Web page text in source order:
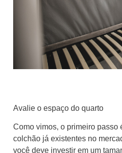
Avalie o espaço do quarto
Como vimos, o primeiro passo
colchão já existentes no
você deve investir em um